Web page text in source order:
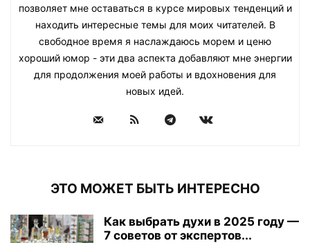
позволяет мне оставаться в курсе мировых тенденций и
находить интересные темы для моих читателей. В
свободное время я наслаждаюсь морем и ценю
хороший юмор - эти два аспекта добавляют мне энергии
для продолжения моей работы и вдохновения для
новых идей.
ЭТО МОЖЕТ БЫТЬ ИНТЕРЕСНО
Как выбрать духи в 2025 году —
7 советов от экспертов...